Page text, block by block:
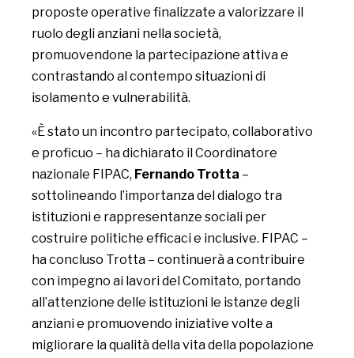
proposte operative finalizzate a valorizzare il
ruolo degli anziani nella società,
promuovendone la partecipazione attiva e
contrastando al contempo situazioni di
isolamento e vulnerabilità.
«È stato un incontro partecipato, collaborativo
e proficuo – ha dichiarato il Coordinatore
nazionale FIPAC, Fernando Trotta –
sottolineando l’importanza del dialogo tra
istituzioni e rappresentanze sociali per
costruire politiche efficaci e inclusive. FIPAC –
ha concluso Trotta – continuerà a contribuire
con impegno ai lavori del Comitato, portando
all’attenzione delle istituzioni le istanze degli
anziani e promuovendo iniziative volte a
migliorare la qualità della vita della popolazione